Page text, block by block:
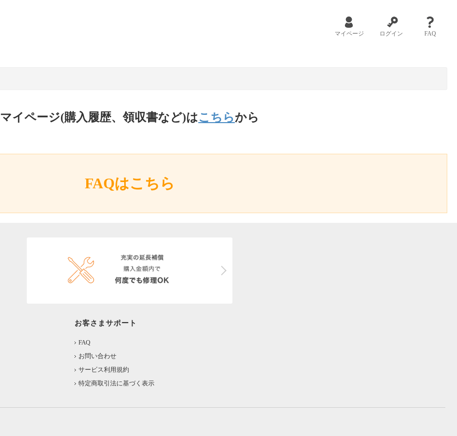
マイページ ログイン FAQ
マイページ(購入履歴、領収書など)はこちらから
FAQはこちら
お客さまサポート
FAQ
お問い合わせ
サービス利用規約
特定商取引法に基づく表示